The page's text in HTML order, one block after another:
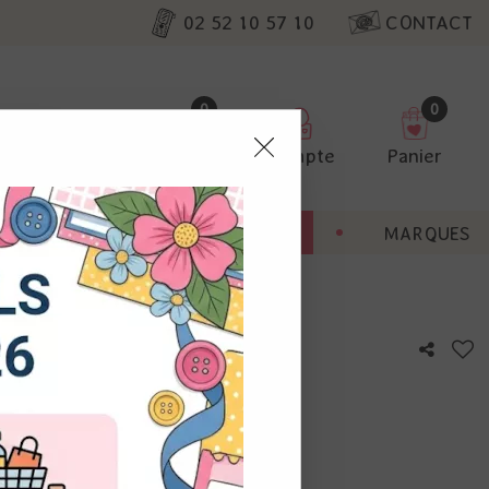
02 52 10 57 10 CONTACT
0
Compte
0
Panier
BONNES AFFAIRES MARQUES
- Brushed Corduroy
avis !
nos
non
Vous
à droite